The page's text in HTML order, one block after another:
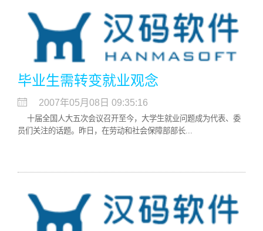
毕业生需转变就业观念
2007年05月08日 09:35:16
十届全国人大五次会议召开至今，大学生就业问题成为代表、委
员们关注的话题。昨日，在劳动和社会保障部部长...